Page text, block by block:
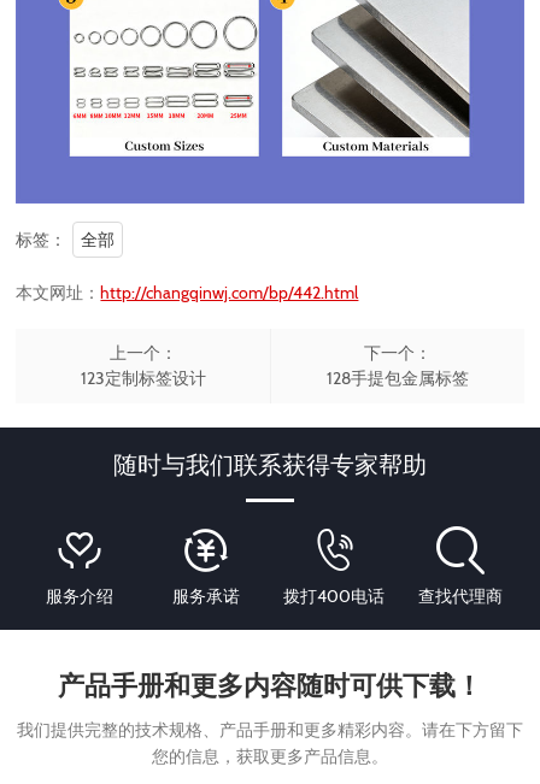
标签： 全部
本文网址：http://changqinwj.com/bp/442.html
上一个：
123定制标签设计
下一个：
128手提包金属标签
随时与我们联系获得专家帮助
服务介绍 服务承诺 拨打400电话 查找代理商
产品手册和更多内容随时可供下载！
我们提供完整的技术规格、产品手册和更多精彩内容。请在下方留下
您的信息，获取更多产品信息。